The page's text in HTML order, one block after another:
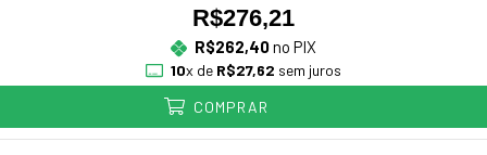
R$276,21
R$262,40no PIX
10x de R$27,62 sem juros
COMPRAR